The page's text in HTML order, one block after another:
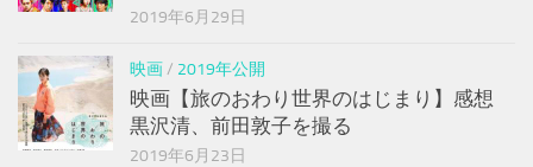
2019年6月29日
映画/ 2019年公開
映画【旅のおわり世界のはじまり】感想
黒沢清、前田敦子を撮る
2019年6月23日